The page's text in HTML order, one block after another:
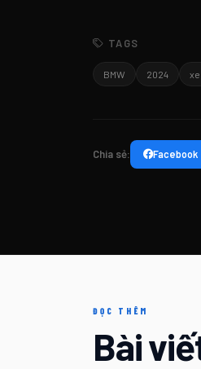
TAGS
BMW 2024
Chia sẻ: Facebook
ĐỌC THÊM
Bài